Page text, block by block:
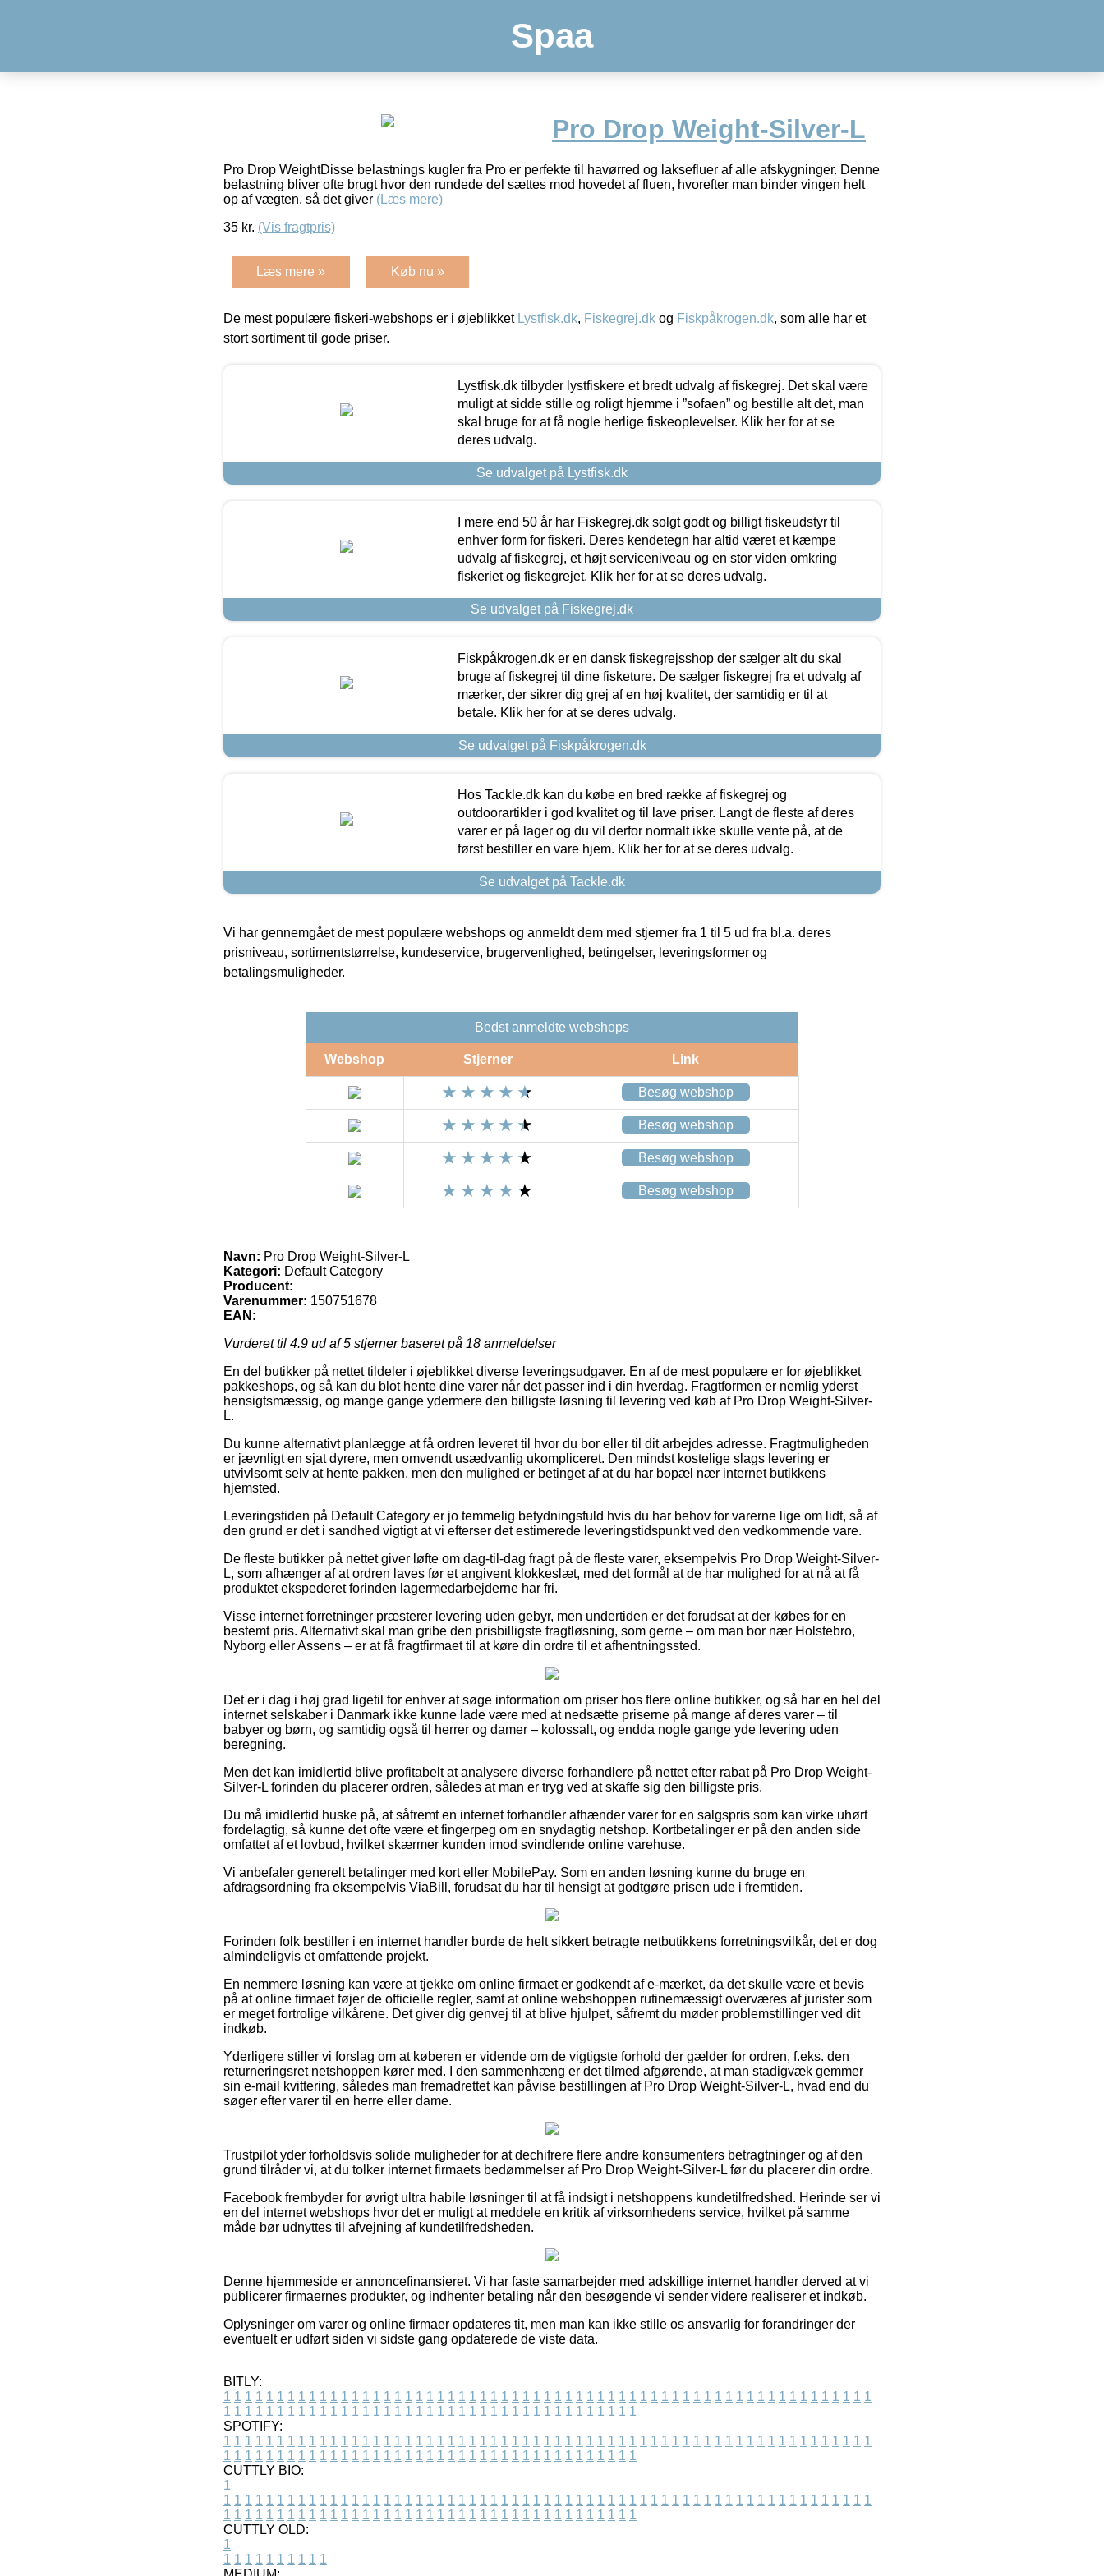
Spaa
Pro Drop Weight-Silver-L
Pro Drop WeightDisse belastnings kugler fra Pro er perfekte til havørred og laksefluer af alle afskygninger. Denne
belastning bliver ofte brugt hvor den rundede del sættes mod hovedet af fluen, hvorefter man binder vingen helt
op af vægten, så det giver (Læs mere)
35 kr. (Vis fragtpris)
Læs mere » Køb nu »
De mest populære fiskeri-webshops er i øjeblikket Lystfisk.dk, Fiskegrej.dk og Fiskpåkrogen.dk, som alle har et
stort sortiment til gode priser.
Lystfisk.dk tilbyder lystfiskere et bredt udvalg af fiskegrej. Det skal være
muligt at sidde stille og roligt hjemme i ”sofaen” og bestille alt det, man
skal bruge for at få nogle herlige fiskeoplevelser. Klik her for at se
deres udvalg.
Se udvalget på Lystfisk.dk
I mere end 50 år har Fiskegrej.dk solgt godt og billigt fiskeudstyr til
enhver form for fiskeri. Deres kendetegn har altid været et kæmpe
udvalg af fiskegrej, et højt serviceniveau og en stor viden omkring
fiskeriet og fiskegrejet. Klik her for at se deres udvalg.
Se udvalget på Fiskegrej.dk
Fiskpåkrogen.dk er en dansk fiskegrejsshop der sælger alt du skal
bruge af fiskegrej til dine fisketure. De sælger fiskegrej fra et udvalg af
mærker, der sikrer dig grej af en høj kvalitet, der samtidig er til at
betale. Klik her for at se deres udvalg.
Se udvalget på Fiskpåkrogen.dk
Hos Tackle.dk kan du købe en bred række af fiskegrej og
outdoorartikler i god kvalitet og til lave priser. Langt de fleste af deres
varer er på lager og du vil derfor normalt ikke skulle vente på, at de
først bestiller en vare hjem. Klik her for at se deres udvalg.
Se udvalget på Tackle.dk
Vi har gennemgået de mest populære webshops og anmeldt dem med stjerner fra 1 til 5 ud fra bl.a. deres
prisniveau, sortimentstørrelse, kundeservice, brugervenlighed, betingelser, leveringsformer og
betalingsmuligheder.
Bedst anmeldte webshops
Webshop Stjerner Link
Besøg webshop
Besøg webshop
Besøg webshop
Besøg webshop
Navn: Pro Drop Weight-Silver-L
Kategori: Default Category
Producent:
Varenummer: 150751678
EAN:
Vurderet til 4.9 ud af 5 stjerner baseret på 18 anmeldelser
En del butikker på nettet tildeler i øjeblikket diverse leveringsudgaver. En af de mest populære er for øjeblikket
pakkeshops, og så kan du blot hente dine varer når det passer ind i din hverdag. Fragtformen er nemlig yderst
hensigtsmæssig, og mange gange ydermere den billigste løsning til levering ved køb af Pro Drop Weight-Silver-
L.
Du kunne alternativt planlægge at få ordren leveret til hvor du bor eller til dit arbejdes adresse. Fragtmuligheden
er jævnligt en sjat dyrere, men omvendt usædvanlig ukompliceret. Den mindst kostelige slags levering er
utvivlsomt selv at hente pakken, men den mulighed er betinget af at du har bopæl nær internet butikkens
hjemsted.
Leveringstiden på Default Category er jo temmelig betydningsfuld hvis du har behov for varerne lige om lidt, så af
den grund er det i sandhed vigtigt at vi efterser det estimerede leveringstidspunkt ved den vedkommende vare.
De fleste butikker på nettet giver løfte om dag-til-dag fragt på de fleste varer, eksempelvis Pro Drop Weight-Silver-
L, som afhænger af at ordren laves før et angivent klokkeslæt, med det formål at de har mulighed for at nå at få
produktet ekspederet forinden lagermedarbejderne har fri.
Visse internet forretninger præsterer levering uden gebyr, men undertiden er det forudsat at der købes for en
bestemt pris. Alternativt skal man gribe den prisbilligste fragtløsning, som gerne – om man bor nær Holstebro,
Nyborg eller Assens – er at få fragtfirmaet til at køre din ordre til et afhentningssted.
Det er i dag i høj grad ligetil for enhver at søge information om priser hos flere online butikker, og så har en hel del
internet selskaber i Danmark ikke kunne lade være med at nedsætte priserne på mange af deres varer – til
babyer og børn, og samtidig også til herrer og damer – kolossalt, og endda nogle gange yde levering uden
beregning.
Men det kan imidlertid blive profitabelt at analysere diverse forhandlere på nettet efter rabat på Pro Drop Weight-
Silver-L forinden du placerer ordren, således at man er tryg ved at skaffe sig den billigste pris.
Du må imidlertid huske på, at såfremt en internet forhandler afhænder varer for en salgspris som kan virke uhørt
fordelagtig, så kunne det ofte være et fingerpeg om en snydagtig netshop. Kortbetalinger er på den anden side
omfattet af et lovbud, hvilket skærmer kunden imod svindlende online varehuse.
Vi anbefaler generelt betalinger med kort eller MobilePay. Som en anden løsning kunne du bruge en
afdragsordning fra eksempelvis ViaBill, forudsat du har til hensigt at godtgøre prisen ude i fremtiden.
Forinden folk bestiller i en internet handler burde de helt sikkert betragte netbutikkens forretningsvilkår, det er dog
almindeligvis et omfattende projekt.
En nemmere løsning kan være at tjekke om online firmaet er godkendt af e-mærket, da det skulle være et bevis
på at online firmaet føjer de officielle regler, samt at online webshoppen rutinemæssigt overværes af jurister som
er meget fortrolige vilkårene. Det giver dig genvej til at blive hjulpet, såfremt du møder problemstillinger ved dit
indkøb.
Yderligere stiller vi forslag om at køberen er vidende om de vigtigste forhold der gælder for ordren, f.eks. den
returneringsret netshoppen kører med. I den sammenhæng er det tilmed afgørende, at man stadigvæk gemmer
sin e-mail kvittering, således man fremadrettet kan påvise bestillingen af Pro Drop Weight-Silver-L, hvad end du
søger efter varer til en herre eller dame.
Trustpilot yder forholdsvis solide muligheder for at dechifrere flere andre konsumenters betragtninger og af den
grund tilråder vi, at du tolker internet firmaets bedømmelser af Pro Drop Weight-Silver-L før du placerer din ordre.
Facebook frembyder for øvrigt ultra habile løsninger til at få indsigt i netshoppens kundetilfredshed. Herinde ser vi
en del internet webshops hvor det er muligt at meddele en kritik af virksomhedens service, hvilket på samme
måde bør udnyttes til afvejning af kundetilfredsheden.
Denne hjemmeside er annoncefinansieret. Vi har faste samarbejder med adskillige internet handler derved at vi
publicerer firmaernes produkter, og indhenter betaling når den besøgende vi sender videre realiserer et indkøb.
Oplysninger om varer og online firmaer opdateres tit, men man kan ikke stille os ansvarlig for forandringer der
eventuelt er udført siden vi sidste gang opdaterede de viste data.
BITLY:
1 1 1 1 1 1 1 1 1 1 1 1 1 1 1 1 1 1 1 1 1 1 1 1 1 1 1 1 1 1 1 1 1 1 1 1 1 1 1 1 1 1 1 1 1 1 1 1 1 1 1 1 1 1 1 1 1 1 1 1 1
1 1 1 1 1 1 1 1 1 1 1 1 1 1 1 1 1 1 1 1 1 1 1 1 1 1 1 1 1 1 1 1 1 1 1 1 1 1 1
SPOTIFY:
1 1 1 1 1 1 1 1 1 1 1 1 1 1 1 1 1 1 1 1 1 1 1 1 1 1 1 1 1 1 1 1 1 1 1 1 1 1 1 1 1 1 1 1 1 1 1 1 1 1 1 1 1 1 1 1 1 1 1 1 1
1 1 1 1 1 1 1 1 1 1 1 1 1 1 1 1 1 1 1 1 1 1 1 1 1 1 1 1 1 1 1 1 1 1 1 1 1 1 1
CUTTLY BIO:
1
1 1 1 1 1 1 1 1 1 1 1 1 1 1 1 1 1 1 1 1 1 1 1 1 1 1 1 1 1 1 1 1 1 1 1 1 1 1 1 1 1 1 1 1 1 1 1 1 1 1 1 1 1 1 1 1 1 1 1 1 1
1 1 1 1 1 1 1 1 1 1 1 1 1 1 1 1 1 1 1 1 1 1 1 1 1 1 1 1 1 1 1 1 1 1 1 1 1 1 1
CUTTLY OLD:
1
1 1 1 1 1 1 1 1 1 1